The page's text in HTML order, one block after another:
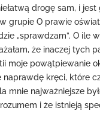
drogę sam, i
grupie O prawie
„sprawdzam”. O ile
że inaczej tych
powątpiewanie
kręci, które
najważniejsze
i że istnieją